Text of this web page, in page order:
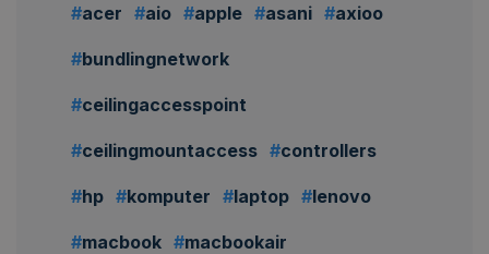
acer aio apple asani axioo
bundlingnetwork
ceilingaccesspoint
ceilingmountaccess controllers
hp komputer laptop lenovo
macbook macbookair